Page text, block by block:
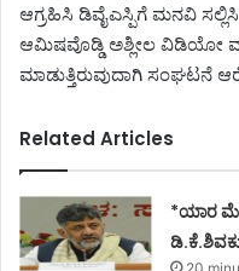
ಆಗ್ರಹಿಸಿ ಡಿವೈಎಸ್ಪಿಗೆ ಮನವಿ
ಆಮಿಷವೊಡ್ಡಿ ಅಶ್ಲೀಲ ವಿಡಿಯೋ
ಮಾಡುತ್ತಿರುವುದಾಗಿ ಸಂಘಟನೆ
Related Articles
*ಯಾರ